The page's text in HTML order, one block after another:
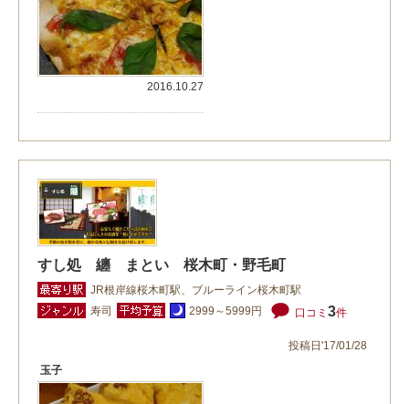
2016.10.27
すし処 纏 まとい 桜木町・野毛町
JR根岸線桜木町駅、ブルーライン桜木町駅
寿司
2999～5999円 口コミ 3件
投稿日'17/01/28
玉子